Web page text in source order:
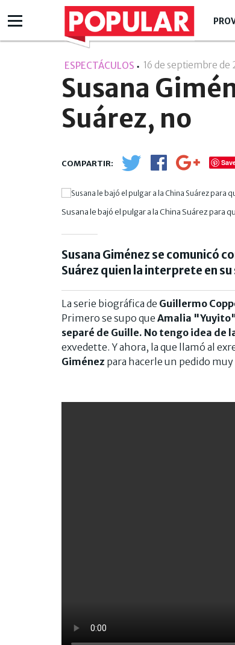
ESPECTÁCULOS 16 de septiembre de
Susana
Suárez, no
Susana le bajó el pulgar a la China Suárez para
Susana Giménez se comunicó
Suárez quien la interprete en
La serie biográfica de Guillermo
Primero se supo que Amalia
separé de Guille. No tengo idea de
exvedette. Y ahora, la que llamó al
Giménez para hacerle un pedido muy